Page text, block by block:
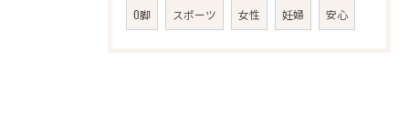
O脚 スポーツ 女性 妊婦 安心